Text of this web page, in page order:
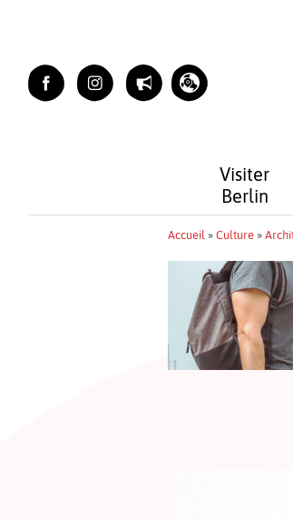
Visiter
Berlin
Accueil » Culture»